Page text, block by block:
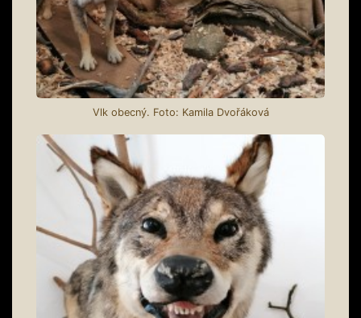
Vlk obecný. Foto: Kamila Dvořáková